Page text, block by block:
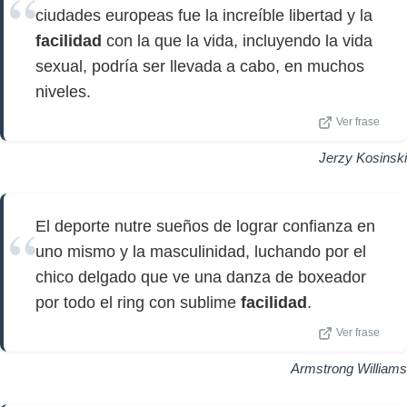
ciudades europeas fue la increíble libertad y la
facilidad con la que la vida, incluyendo la vida
sexual, podría ser llevada a cabo, en muchos
niveles.
Ver frase
Jerzy Kosinski
El deporte nutre sueños de lograr confianza en
uno mismo y la masculinidad, luchando por el
chico delgado que ve una danza de boxeador
por todo el ring con sublime facilidad .
Ver frase
Armstrong Williams